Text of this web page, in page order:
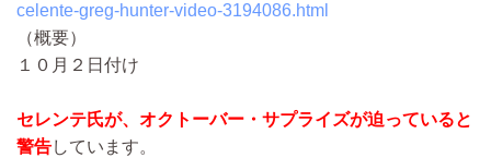
celente-greg-hunter-video-3194086.html
（概要）
１０月２日付け
セレンテ氏が、オクトーバー・サプライズが迫っていると
警告しています。